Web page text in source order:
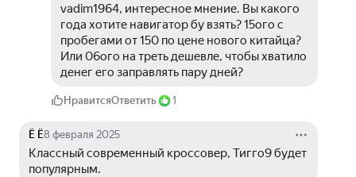
vadim1964, интересное мнение. Вы какого
года хотите навигатор бу взять? 15ого с
пробегами от 150 по цене нового китайца?
Или 06ого на треть дешевле, чтобы хватило
денег его заправлять пару дней?
НравитсяОтветить 1
Ё Ё8 февраля 2025
Классный современный кроссовер, Тигго9 будет
популярным.